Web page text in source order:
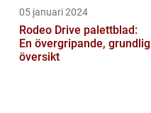
05 januari 2024
Rodeo Drive palettblad:
En övergripande, grundlig
översikt